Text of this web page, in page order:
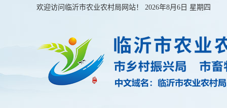
欢迎访问临沂市农业农村局网站！ 2026年8月6日 星期四